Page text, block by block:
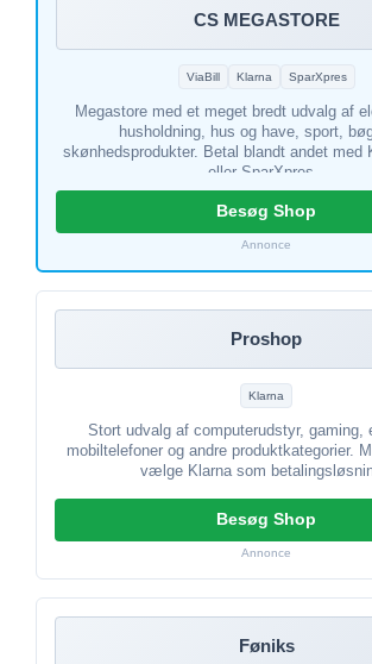
CS MEGASTORE
ViaBill Klarna SparXpres
Megastore med et meget bredt udvalg af
husholdning, hus og have, sport,
skønhedsprodukter. Betal blandt andet med
eller SparXpres.
Besøg Shop
Annonce
Proshop
Klarna
Stort udvalg af computerudstyr, gaming,
mobiltelefoner og andre produktkategorier.
vælge Klarna som
Besøg Shop
Annonce
Føniks